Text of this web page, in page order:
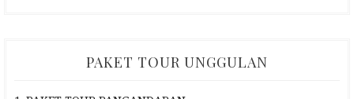
PAKET TOUR UNGGULAN